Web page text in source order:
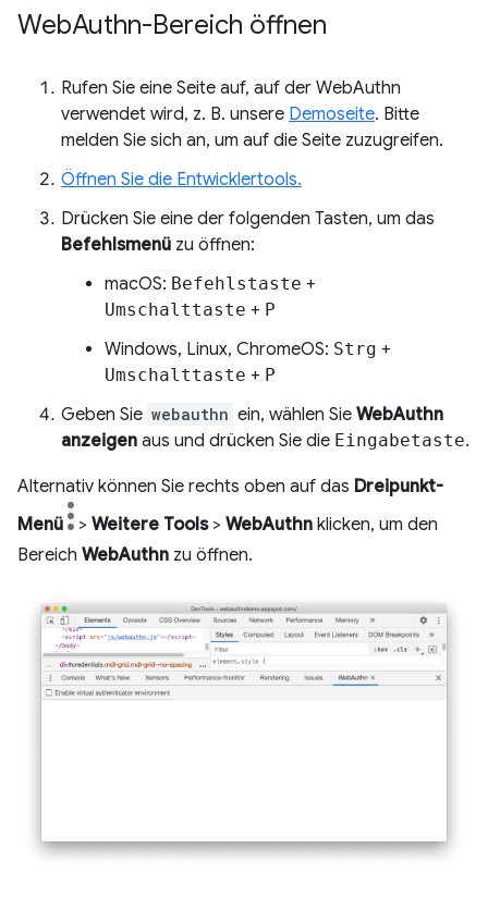
WebAuthn-Bereich öffnen
Rufen Sie eine Seite auf, auf der WebAuthn
verwendet wird, z. B. unsere Demoseite. Bitte
melden Sie sich an, um auf die Seite zuzugreifen.
Öffnen Sie die Entwicklertools.
Drücken Sie eine der folgenden Tasten, um das
Befehlsmenü zu öffnen:
macOS: Befehlstaste +
Umschalttaste + P
Windows, Linux, ChromeOS: Strg +
Umschalttaste + P
Geben Sie webauthn ein, wählen Sie WebAuthn
anzeigen aus und drücken Sie die Eingabetaste.
Alternativ können Sie rechts oben auf das Dreipunkt-
Menü
> Weitere Tools> WebAuthn klicken, um den
Bereich WebAuthn zu öffnen.